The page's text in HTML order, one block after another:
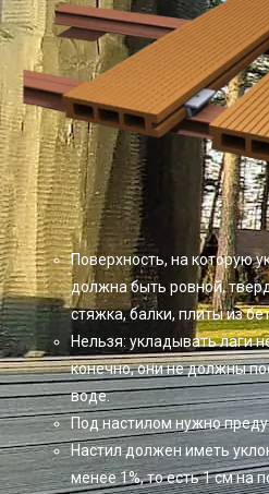
Поверхность, на которую
должна быть ровной,
стяжка, балки, плиты из
Нельзя: укладывать лаги
конечно, они не должны
воде.
Под настилом нужно
Настил должен иметь
менее 1%, то есть 1 см на